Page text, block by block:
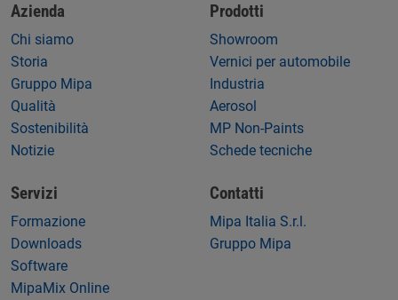
Azienda
Chi siamo
Storia
Gruppo Mipa
Qualità
Sostenibilità
Notizie
Prodotti
Showroom
Vernici per automobile
Industria
Aerosol
MP Non-Paints
Schede tecniche
Servizi
Formazione
Downloads
Software
MipaMix Online
Contatti
Mipa Italia S.r.l.
Gruppo Mipa